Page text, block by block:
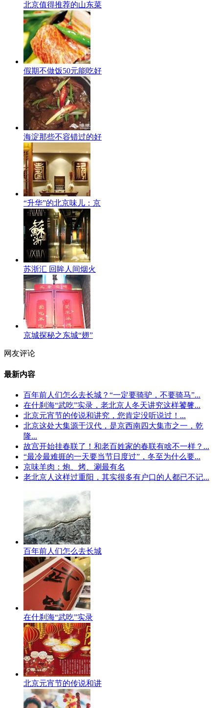
北京值得推荐的山东菜
假期不做饭50元能吃好
海淀那些不容错过的好
“升华”的北京味儿：京
苏浙汇 回眸人间烟火
京城探秘之东城“翅”
网友评论
最新内容
百年前人们怎么去长城？“一定要骑驴，不要骑马”...
在什刹海“武吃”实录，老北京人冬天讲究这样饕餮...
北京元宵节的传说和讲究，您肯定没听说过！...
北京这处大集源于汉代，是京西南四大集市之一，乾
隆...
故宫开始挂春联了！和老百姓家的春联有啥不一样？...
“最冷最难捱的一天要当节日度过”，冬至为什么要...
京味羊肉：炮、烤、涮最有名
老北京人这样过重阳，其实很多有户口的人都已不记...
百年前人们怎么去长城
在什刹海“武吃”实录
北京元宵节的传说和讲